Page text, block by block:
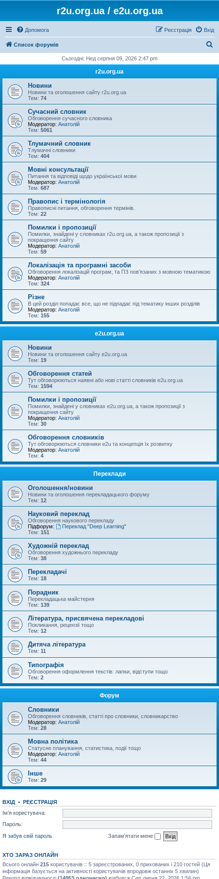
r2u.org.ua / e2u.org.ua
Допомога Вхід
Реєстрація
Список форумів
у
Сьогодні: Нед серпня 09, 2026 2:47 pm
r2u.org.ua
Новини
Новини та оголошення сайту r2u.org.ua
Тем: 74
Сучасний словник
Обговорення сучасного словника
Модератор: Анатолій
Тем: 5061
Тлумачний словник
Тлумачні словники
Тем: 404
Мовні консультації
Питання та відповіді щодо української мови
Модератор: Анатолій
Тем: 687
Правопис і термінологія
Правописні питання, обговорення термінів.
Тем: 22
Помилки і пропозиції
Помилки, знайдені у словниках r2u.org.ua, а також пропозиції з
покращення сайту
Модератор: Анатолій
Тем: 59
Локалізація та програмні засоби
Обговорення локалізацій програм, та ПЗ пов’язаних з мовною тематикою
Модератор: Анатолій
Тем: 324
Різне
В цей розділ попадає все, що не підпадає під тематику інших розділів
Модератор: Анатолій
Тем: 155
e2u.org.ua
Новини
Новини та оголошення сайту e2u.org.ua
Тем: 19
Обговорення статей
Тут обговорюються наявні або нові статті словників e2u.org.ua
Тем: 1594
Помилки і пропозиції
Помилки, знайдені у словниках e2u.org.ua, а також пропозиції з
покращення сайту
Модератор: Анатолій
Тем: 30
Обговорення словників
Тут обговорюються словники e2u та концепція їх розвитку
Модератор: Анатолій
Тем: 4
Переклади
Оголошення/новини
Новини та оголошення перекладацького форуму
Тем: 12
Науковий переклад
Обговорення наукового перекладу
Підфорум:
Переклад "Deep Learning"
Тем: 151
Художній переклад
Обговорення художнього перекладу
Тем: 38
Перекладачі
Тем: 18
Порадник
Перекладацька майстерня
Тем: 139
Література, присвячена перекладові
Покликання, рецензії тощо
Тем: 12
Дитяча література
Тем: 11
Типографія
Обговорення оформлення текстів: лапки, відступи тощо
Тем: 2
Форум
Словники
Обговорення словників, статті про словники, словникарство
Модератор: Анатолій
Тем: 28
Мовна політика
Статусне планування, статистика, події тощо
Модератор: Анатолій
Тем: 44
Інше
Тем: 29
ВХІД • РЕЄСТРАЦІЯ
Ім'я користувача:
Пароль:
Я забув свій пароль
Запам'ятати мене
ХТО ЗАРАЗ ОНЛАЙН
Всього онлайн 215 користувачів :: 5 зареєстрованих, 0 прихованих і 210 гостей (Ця
інформація базується на активності користувачів впродовж останніх 5 хвилин)
Рекорд відвідуваності (14953 одночасно) відбувся Сер липня 22, 2026 1:56 pm